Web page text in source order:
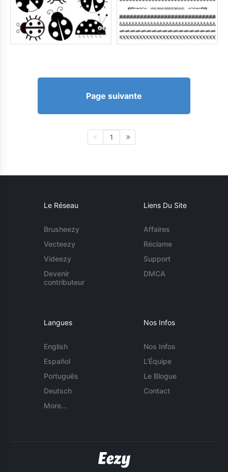
Page suivante
1
Le Réseau
Brusheezy
Vecteezy
Videezy
Devenir
contributeur
Liens Du Site
Affaires
Réclame
Support
DMCA
Langues
English
Español
Português
Deutsch
More...
Nos Infos
Nos Infos
L'Équipe
Le Blogue
Contact